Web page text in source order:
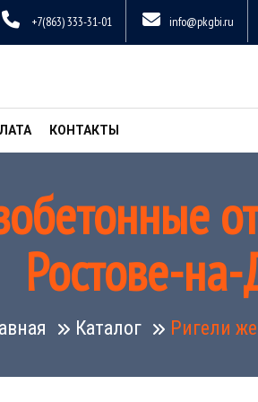
+7(863) 333-31-01 info@pkgbi.ru
КОНТАКТЫ
Ростове-
Каталог Ригели